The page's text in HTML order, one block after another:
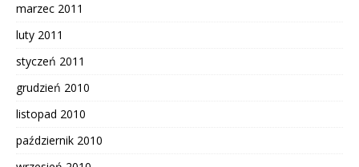
marzec 2011
luty 2011
styczeń 2011
grudzień 2010
listopad 2010
październik 2010